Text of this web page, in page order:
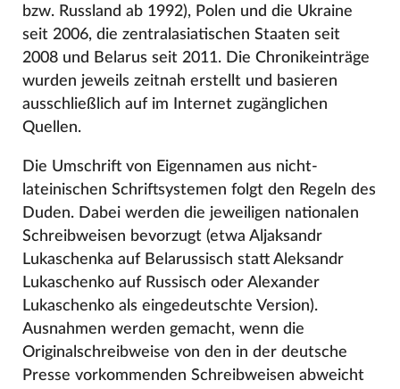
bzw. Russland ab 1992), Polen und die Ukraine
seit 2006, die zentralasiatischen Staaten seit
2008 und Belarus seit 2011. Die Chronikeinträge
wurden jeweils zeitnah erstellt und basieren
ausschließlich auf im Internet zugänglichen
Quellen.
Die Umschrift von Eigennamen aus nicht-
lateinischen Schriftsystemen folgt den Regeln des
Duden. Dabei werden die jeweiligen nationalen
Schreibweisen bevorzugt (etwa Aljaksandr
Lukaschenka auf Belarussisch statt Aleksandr
Lukaschenko auf Russisch oder Alexander
Lukaschenko als eingedeutschte Version).
Ausnahmen werden gemacht, wenn die
Originalschreibweise von den in der deutsche
Presse vorkommenden Schreibweisen abweicht